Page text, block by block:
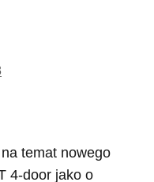
na temat nowego
4-door jako o